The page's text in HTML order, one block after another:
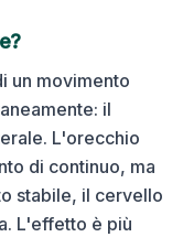
?
un movimento
il
L'orecchio
di continuo, ma
stabile, il cervello
L'effetto è più